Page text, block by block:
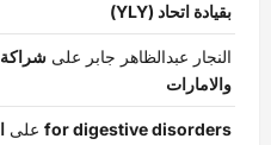
بقيادة اتحاد (YLY)
النجار عبدالظاهر جابر على
والامارات
for digestive disorders على